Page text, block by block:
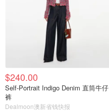
$240.00
Self-Portrait Indigo Denim 直筒牛仔
裤
Dealmoon澳新省钱快报